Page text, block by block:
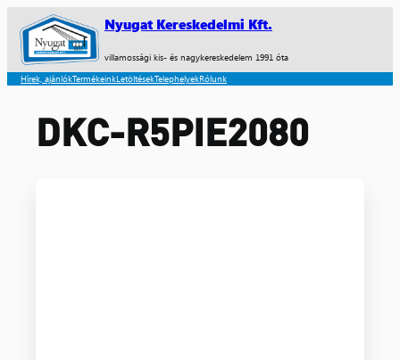
Nyugat Kereskedelmi Kft.
villamossági kis- és nagykereskedelem 1991 óta
Hírek, ajánlókTermékeinkLetöltésekTelephelyekRólunk
DKC-R5PIE2080